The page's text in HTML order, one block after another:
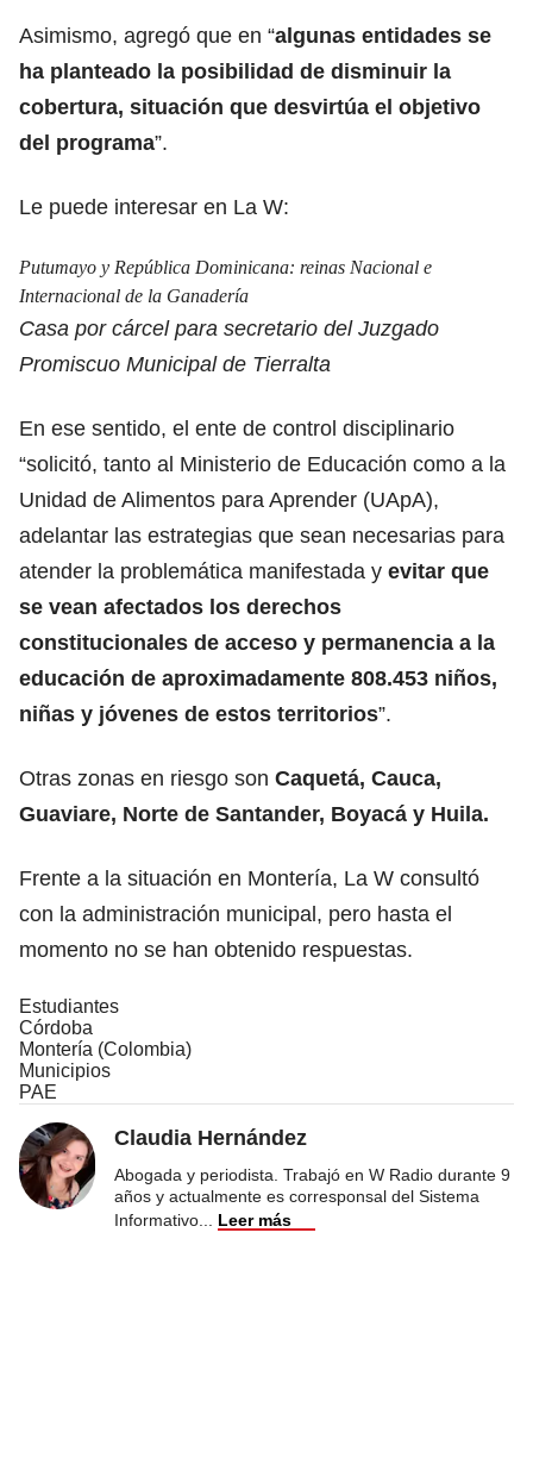
Asimismo, agregó que en “algunas entidades se
ha planteado la posibilidad de disminuir la
cobertura, situación que desvirtúa el objetivo
del programa”.
Le puede interesar en La W:
Putumayo y República Dominicana: reinas Nacional e
Internacional de la Ganadería
Casa por cárcel para secretario del Juzgado
Promiscuo Municipal de Tierralta
En ese sentido, el ente de control disciplinario
“solicitó, tanto al Ministerio de Educación como a la
Unidad de Alimentos para Aprender (UApA),
adelantar las estrategias que sean necesarias para
atender la problemática manifestada y evitar que
se vean afectados los derechos
constitucionales de acceso y permanencia a la
educación de aproximadamente 808.453 niños,
niñas y jóvenes de estos territorios”.
Otras zonas en riesgo son Caquetá, Cauca,
Guaviare, Norte de Santander, Boyacá y Huila.
Frente a la situación en Montería, La W consultó
con la administración municipal, pero hasta el
momento no se han obtenido respuestas.
Estudiantes
Córdoba
Montería (Colombia)
Municipios
PAE
Claudia Hernández
Abogada y periodista. Trabajó en W Radio durante 9
años y actualmente es corresponsal del Sistema
Informativo
Leer más